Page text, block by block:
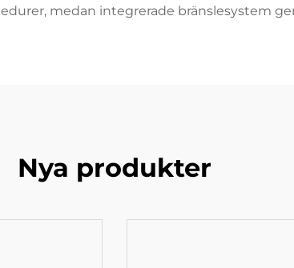
medan integrerade bränslesystem
Nya produkter